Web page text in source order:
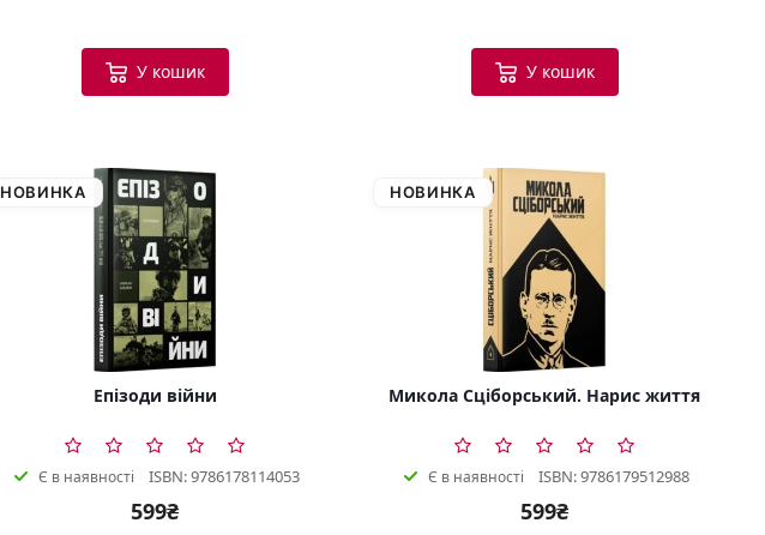
У кошик У кошик
НОВИНКА
Епізоди війни
Є в наявності ISBN: 9786178114053
599₴
НОВИНКА
Микола Сціборський. Нарис життя
Є в наявності ISBN: 9786179512988
599₴